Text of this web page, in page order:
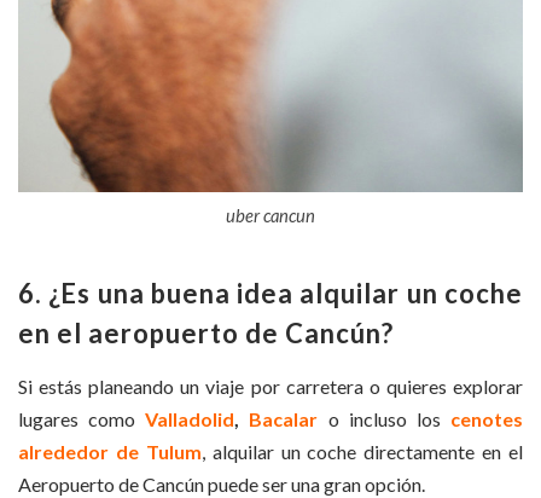
uber cancun
6. ¿Es una buena idea alquilar un coche
en el aeropuerto de Cancún?
Si estás planeando un viaje por carretera o quieres explorar
lugares comoValladolid, Bacalar o incluso los cenotes
alrededor de Tulum, alquilar un coche directamente en el
Aeropuerto de Cancún puede ser una gran opción.